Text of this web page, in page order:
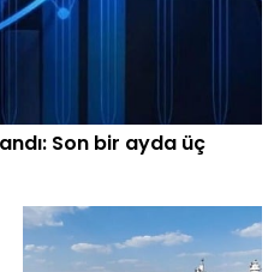
Son bir ayda üç